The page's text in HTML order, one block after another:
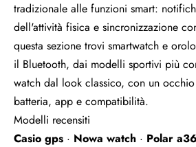
tradizionale alle funzioni smart:
dell'attività fisica e sincronizzazione
questa sezione trovi smartwatch e
il Bluetooth, dai modelli sportivi più
watch dal look classico, con un
batteria, app e compatibilità.
Modelli recensiti
Casio gps · Nowa watch · Polar